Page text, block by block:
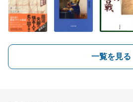
一覧を見る